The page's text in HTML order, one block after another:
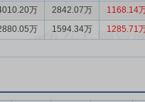
面：国家对航空发动机行业
将航空产业战略地位从“新兴
强。 技术发展方面，航空发
领跑；我国正加快突破关键
万 2842.07万
1168.14
万 1594.34万 1285.71